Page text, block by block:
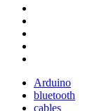
Arduino
bluetooth
cables